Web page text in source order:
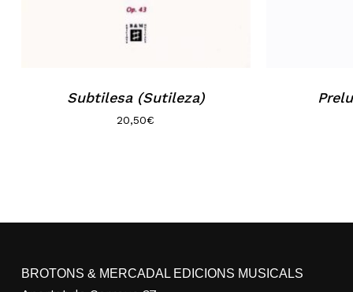
Subtilesa (Sutileza)
20,50€
BROTONS & MERCADAL EDICIONS MUSICALS